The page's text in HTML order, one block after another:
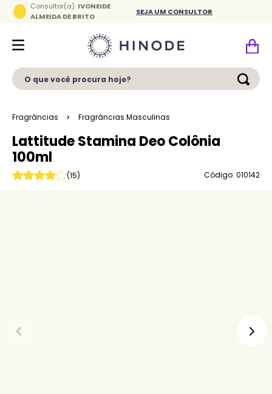
Consultor(a): IVONEIDE
ALMEIDA DE BRITO
SEJA UM CONSULTOR
O que você procura hoje?
Fragrâncias Fragrâncias Masculinas
Lattitude Stamina Deo Colônia
100ml
(15) Código: 010142